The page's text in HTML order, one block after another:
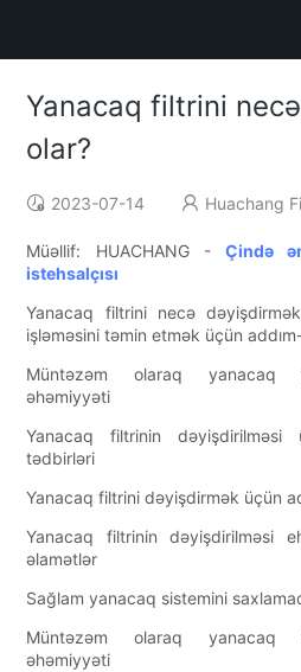
Yanacaq filtrini
olar?
2023-07-14 Huachang
Müəllif: HUACHANG - Çində
istehsalçısı
Yanacaq filtrini necə
işləməsini təmin etmək üçün
Müntəzəm olaraq yanacaq
əhəmiyyəti
Yanacaq filtrinin
tədbirləri
Yanacaq filtrini dəyişdirmək üçün
Yanacaq filtrinin dəyişdirilməsi
əlamətlər
Sağlam yanacaq sistemini
Müntəzəm olaraq yanacaq
əhəmiyyəti